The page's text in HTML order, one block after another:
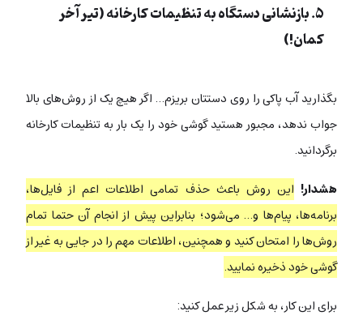
۵. بازنشانی دستگاه به تنظیمات کارخانه (تیر آخر
کمان!)
بگذارید آب پاکی را روی دستتان بریزم… اگر هیچ یک از روش‌های بالا
جواب ندهد، مجبور هستید گوشی خود را یک بار به تنظیمات کارخانه
برگردانید.
هشدار! این روش باعث حذف تمامی اطلاعات اعم از فایل‌ها،‌
برنامه‌ها، پیام‌ها و… می‌شود؛ بنابراین پیش از انجام آن حتما تمام
روش‌ها را امتحان کنید و همچنین، اطلاعات مهم را در جایی به غیر از
گوشی خود ذخیره نمایید.
برای این کار، به شکل زیر عمل کنید: